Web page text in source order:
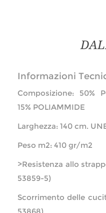
Informazioni
Composizione: 50%
15% POLIAMMIDE
Larghezza: 140 cm.
Peso m2: 410 gr/m2
>Resistenza allo
53859-5)
Scorrimento delle